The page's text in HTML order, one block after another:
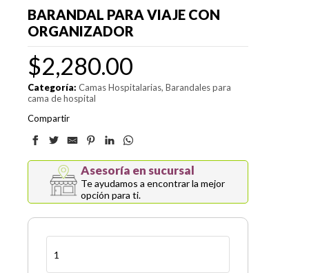
BARANDAL PARA VIAJE CON
ORGANIZADOR
$2,280.00
Categoría: Camas Hospitalarias Barandales para
cama de hospital
Compartir
Asesoría en sucursal
Te ayudamos a encontrar la mejor
opción para ti.
Barandal
para